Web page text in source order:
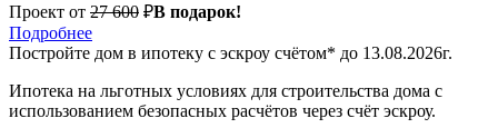
Проект от 27 600 ₽В подарок!
Подробнее
Постройте дом в ипотеку с эскроу счётом* до 13.08.2026г.
Ипотека на льготных условиях для строительства дома с
использованием безопасных расчётов через счёт эскроу.